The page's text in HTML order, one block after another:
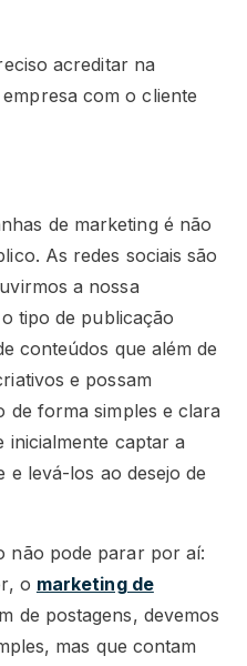
acreditar na
com o cliente
de marketing é não
As redes sociais são
a nossa
tipo de publicação
conteúdos que além de
e possam
de forma simples e clara
inicialmente captar a
e levá-los ao desejo de
não pode parar por aí:
o marketing de
de postagens, devemos
mas que contam